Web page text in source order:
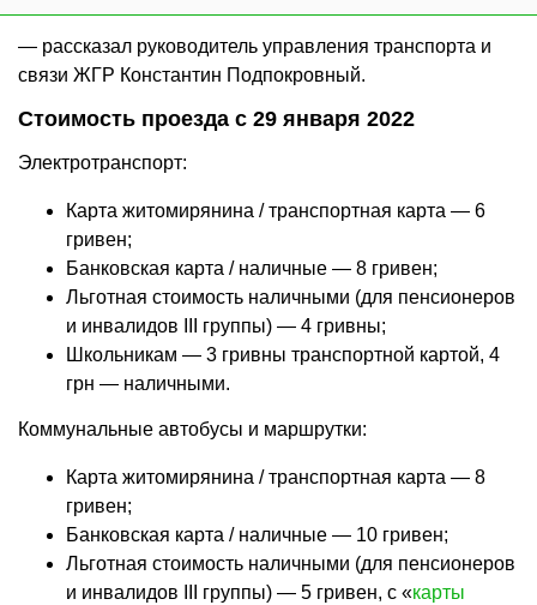
— рассказал руководитель управления транспорта и
связи ЖГР Константин Подпокровный.
Стоимость проезда с 29 января 2022
Электротранспорт:
Карта житомирянина / транспортная карта — 6
гривен;
Банковская карта / наличные — 8 гривен;
Льготная стоимость наличными (для пенсионеров
и инвалидов III группы) — 4 гривны;
Школьникам — 3 гривны транспортной картой, 4
грн — наличными.
Коммунальные автобусы и маршрутки:
Карта житомирянина / транспортная карта — 8
гривен;
Банковская карта / наличные — 10 гривен;
Льготная стоимость наличными (для пенсионеров
и инвалидов III группы) — 5 гривен, с «карты